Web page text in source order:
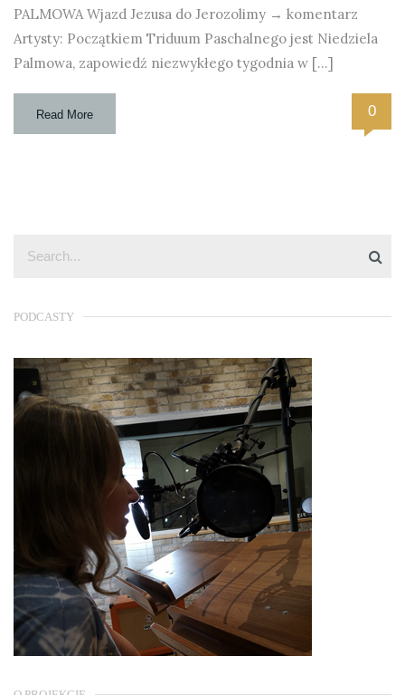
PALMOWA Wjazd Jezusa do Jerozolimy → komentarz
Artysty: Początkiem Triduum Paschalnego jest Niedziela
Palmowa, zapowiedź niezwykłego tygodnia w […]
Read More 0
PODCASTY